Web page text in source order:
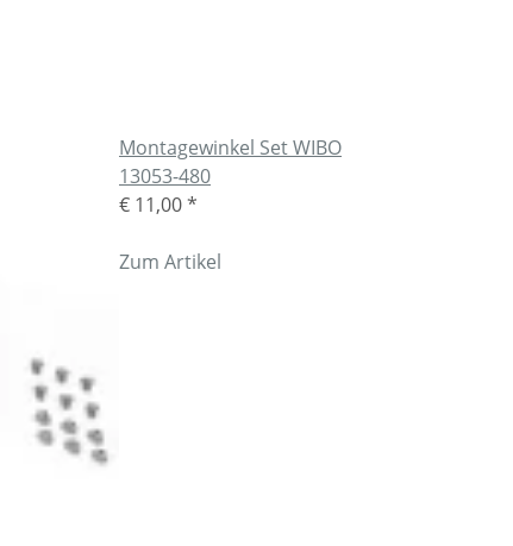
Montagewinkel Set WIBO
13053-480
€ 11,00*
Zum Artikel